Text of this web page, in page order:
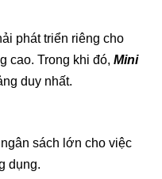
phát triển riêng cho
cao. Trong khi đó, Mini
duy nhất.
sách lớn cho việc
dụng.